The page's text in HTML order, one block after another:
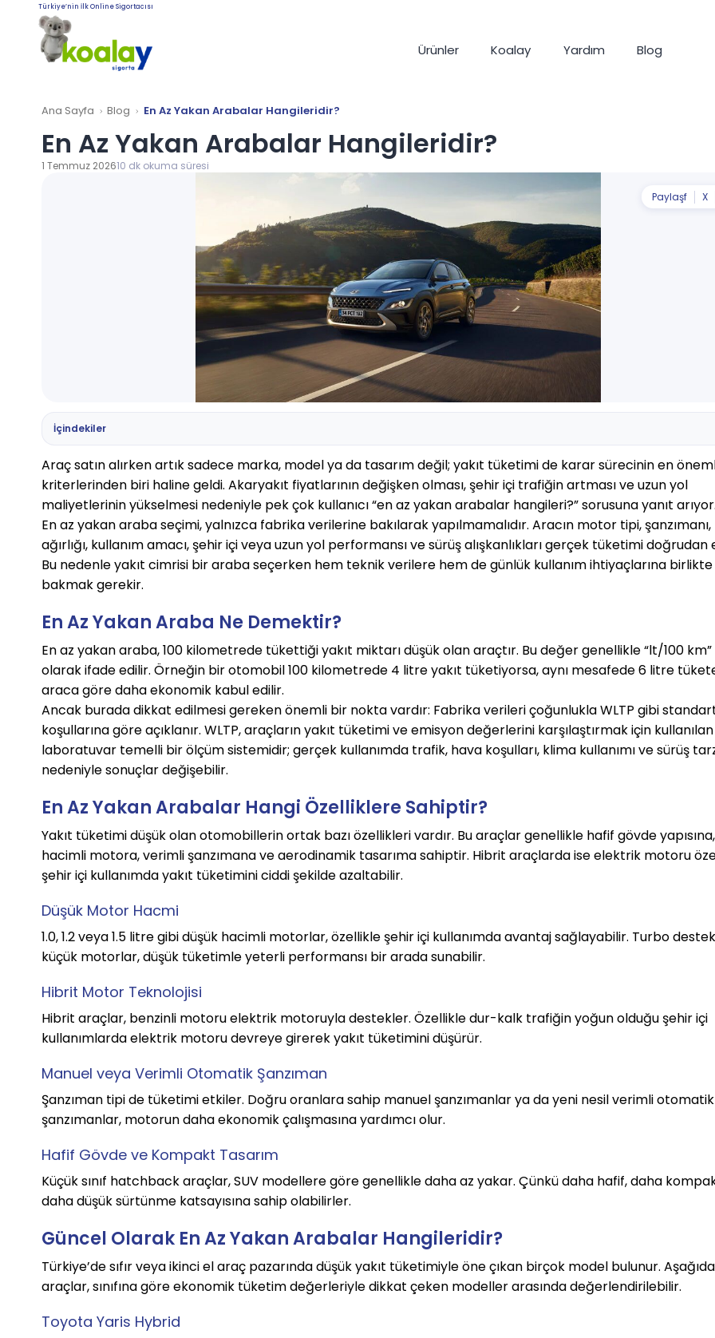
Türkiye’nin İlk Online Sigortacısı
Ürünler Koalay Yardım Blog
Ana Sayfa Blog En Az Yakan Arabalar Hangileridir?
En Az Yakan Arabalar Hangileridir?
1 Temmuz 202610 dk okuma süresi
Paylaşf X
İçindekiler
Araç satın alırken artık sadece marka, model ya da tasarım değil; yakıt tüketimi de karar sürecinin en
kriterlerinden biri haline geldi. Akaryakıt fiyatlarının değişken olması, şehir içi trafiğin artması ve uzun yol
maliyetlerinin yükselmesi nedeniyle pek çok kullanıcı “en az yakan arabalar hangileri?” sorusuna yanıt arıyor.
En az yakan araba seçimi, yalnızca fabrika verilerine bakılarak yapılmamalıdır. Aracın motor tipi, şanzımanı,
ağırlığı, kullanım amacı, şehir içi veya uzun yol performansı ve sürüş alışkanlıkları gerçek tüketimi doğrudan
Bu nedenle yakıt cimrisi bir araba seçerken hem teknik verilere hem de günlük kullanım ihtiyaçlarına birlikte
bakmak gerekir.
En Az Yakan Araba Ne Demektir?
En az yakan araba, 100 kilometrede tükettiği yakıt miktarı düşük olan araçtır. Bu değer genellikle “lt/100 km”
olarak ifade edilir. Örneğin bir otomobil 100 kilometrede 4 litre yakıt tüketiyorsa, aynı mesafede 6 litre
araca göre daha ekonomik kabul edilir.
Ancak burada dikkat edilmesi gereken önemli bir nokta vardır: Fabrika verileri çoğunlukla WLTP gibi
koşullarına göre açıklanır. WLTP, araçların yakıt tüketimi ve emisyon değerlerini karşılaştırmak için kullanılan
laboratuvar temelli bir ölçüm sistemidir; gerçek kullanımda trafik, hava koşulları, klima kullanımı ve sürüş
nedeniyle sonuçlar değişebilir.
En Az Yakan Arabalar Hangi Özelliklere Sahiptir?
Yakıt tüketimi düşük olan otomobillerin ortak bazı özellikleri vardır. Bu araçlar genellikle hafif gövde
hacimli motora, verimli şanzımana ve aerodinamik tasarıma sahiptir. Hibrit araçlarda ise elektrik motoru
şehir içi kullanımda yakıt tüketimini ciddi şekilde azaltabilir.
Düşük Motor Hacmi
1.0, 1.2 veya 1.5 litre gibi düşük hacimli motorlar, özellikle şehir içi kullanımda avantaj sağlayabilir. Turbo
küçük motorlar, düşük tüketimle yeterli performansı bir arada sunabilir.
Hibrit Motor Teknolojisi
Hibrit araçlar, benzinli motoru elektrik motoruyla destekler. Özellikle dur-kalk trafiğin yoğun olduğu şehir içi
kullanımlarda elektrik motoru devreye girerek yakıt tüketimini düşürür.
Manuel veya Verimli Otomatik Şanzıman
Şanzıman tipi de tüketimi etkiler. Doğru oranlara sahip manuel şanzımanlar ya da yeni nesil verimli otomatik
şanzımanlar, motorun daha ekonomik çalışmasına yardımcı olur.
Hafif Gövde ve Kompakt Tasarım
Küçük sınıf hatchback araçlar, SUV modellere göre genellikle daha az yakar. Çünkü daha hafif, daha
daha düşük sürtünme katsayısına sahip olabilirler.
Güncel Olarak En Az Yakan Arabalar Hangileridir?
Türkiye’de sıfır veya ikinci el araç pazarında düşük yakıt tüketimiyle öne çıkan birçok model bulunur.
araçlar, sınıfına göre ekonomik tüketim değerleriyle dikkat çeken modeller arasında değerlendirilebilir.
Toyota Yaris Hybrid